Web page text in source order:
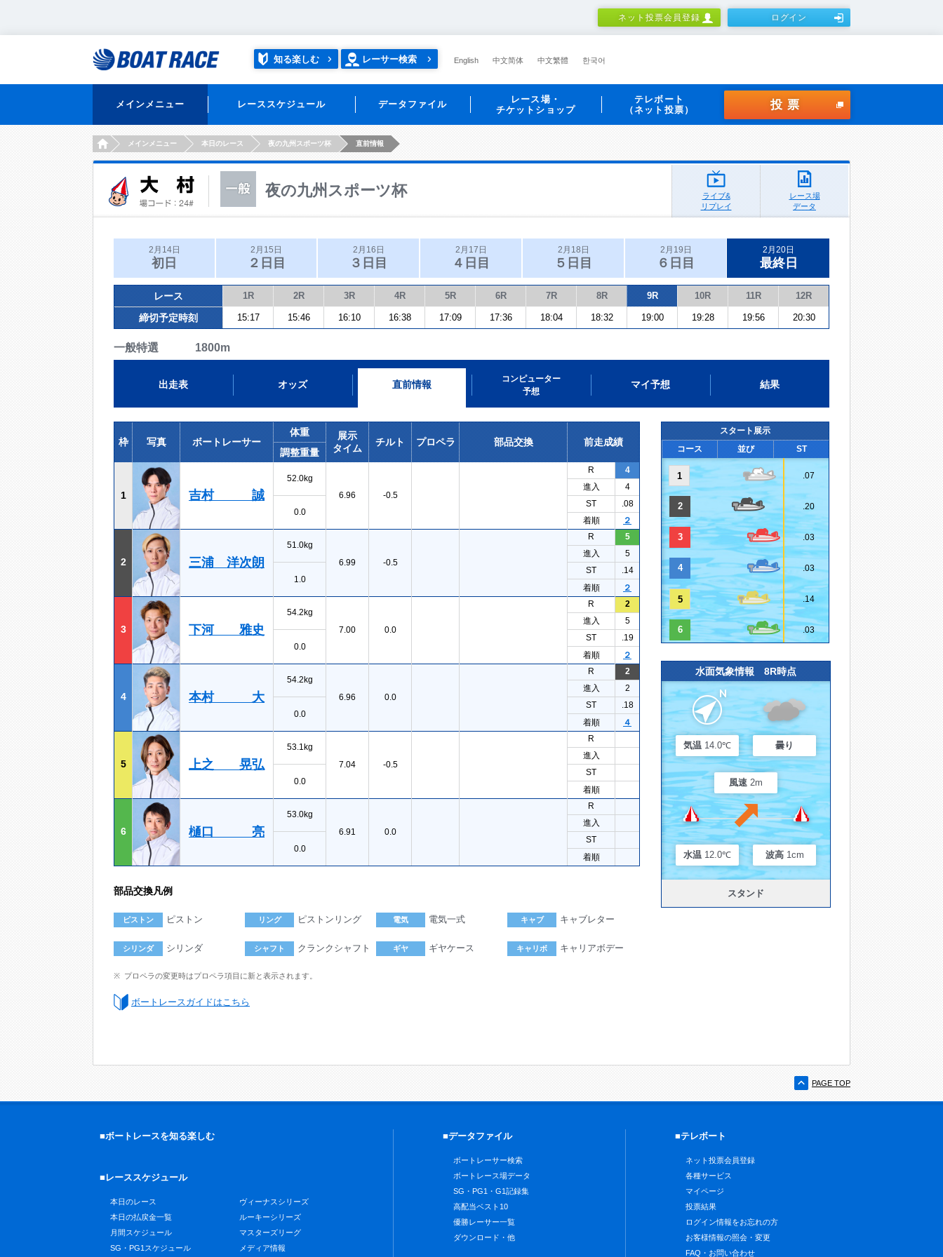
ネット投票会員登録 ログイン
知る楽しむ レーサー検索 English 中文简体 中文繁體 한국어
メインメニュー レーススケジュール データファイル
レース場・
チケットショップ
テレボート
（ネット投票）
投票
HOMEメインメニュー 本日のレース 夜の九州スポーツ杯 直前情報
夜の九州スポーツ杯
ライブ&
リプレイ
レース場
データ
2月14日
初日
2月15日
２日目
2月16日
３日目
2月17日
４日目
2月18日
５日目
2月19日
６日目
2月20日
最終日
レース 1R 2R 3R 4R 5R 6R 7R 8R 9R 10R 11R 12R
締切予定時刻 15:17 15:46 16:10 16:38 17:09 17:36 18:04 18:32 19:00 19:28 19:56 20:30
一般特選 1800m
出走表 オッズ 直前情報
コンピューター
予想
マイ予想 結果
枠 写真 ボートレーサー
体重
展示
タイム
チルト プロペラ 部品交換
前走成績
調整重量
1 吉村 誠
52.0kg
6.96
-0.5
R
4
進入
4
0.0
ST
.08
着順
２
2 三浦 洋次朗
51.0kg
6.99
-0.5
R
5
進入
5
1.0
ST
.14
着順
２
3 下河 雅史
54.2kg
7.00
0.0
R
2
進入
5
0.0
ST
.19
着順
２
4 本村 大
54.2kg
6.96
0.0
R
2
進入
2
0.0
ST
.18
着順
４
5 上之 晃弘
53.1kg
7.04
-0.5
R
進入
0.0
ST
着順
6 樋口 亮
53.0kg
6.91
0.0
R
進入
0.0
ST
着順
部品交換凡例
ピストン ピストン リング ピストンリング 電気 電気一式 キャブ キャブレター
シリンダ シリンダ シャフト クランクシャフト ギヤ ギヤケース キャリボ キャリアボデー
プロペラの変更時はプロペラ項目に新と表示されます。
ボートレースガイドはこちら
スタート展示
コース
並び ST
1 .07
2 .20
3 .03
4 .03
5 .14
6 .03
水面気象情報 8R時点
気温 14.0℃ 曇り
風速 2m
水温 12.0℃ 波高 1cm
スタンド
PAGE TOP
■ボートレースを知る楽しむ
■レーススケジュール
本日のレース
本日の払戻金一覧
月間スケジュール
SG・PG1スケジュール
ヴィーナスシリーズ
ルーキーシリーズ
マスターズリーグ
メディア情報
■データファイル
ボートレーサー検索
ボートレース場データ
SG・PG1・G1記録集
高配当ベスト10
優勝レーサー一覧
ダウンロード・他
■テレボート
ネット投票会員登録
各種サービス
マイページ
投票結果
ログイン情報をお忘れの方
お客様情報の照会・変更
FAQ・お問い合わせ